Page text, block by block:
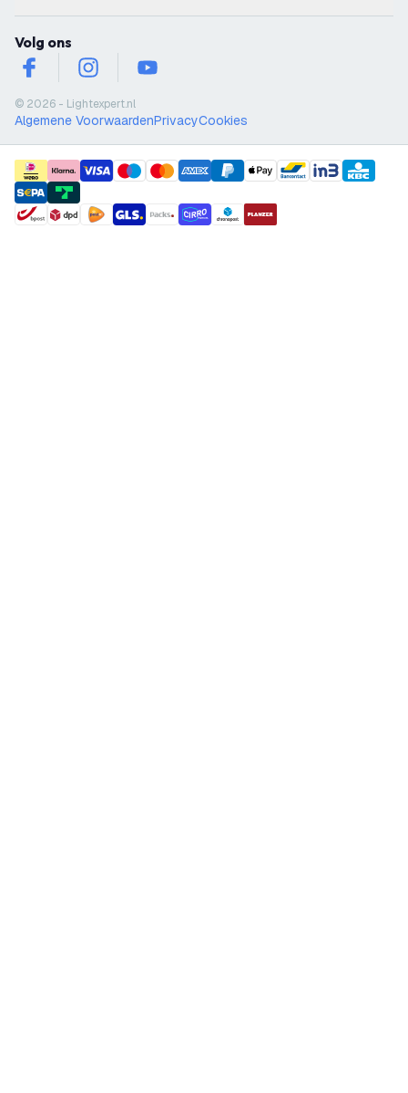
Volg ons
facebookinstagramyoutube
© 2026 - Lightexpert.nl
Algemene VoorwaardenPrivacyCookies
payment methods
shipment methods